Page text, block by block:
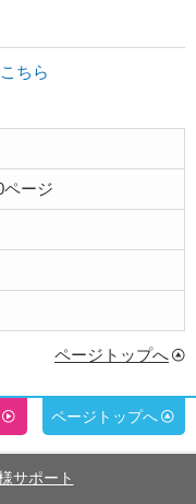
ちら
ページ
ページトップへ
ページトップへ
サポート